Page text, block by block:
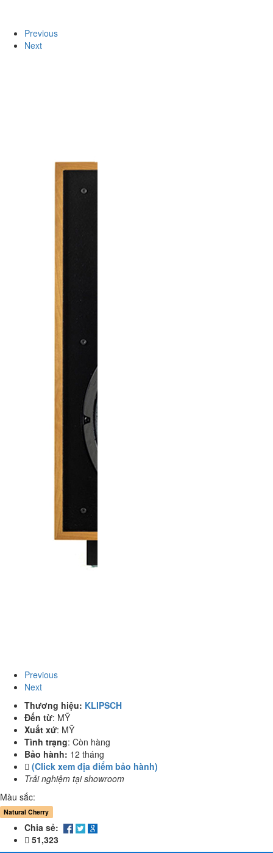
Previous
Next
Previous
Next
Thương hiệu: KLIPSCH
Đến từ: MỸ
Xuất xứ: MỸ
Tình trạng: Còn hàng
Bảo hành: 12 tháng
(Click xem địa điểm bảo hành)
Trải nghiệm tại showroom
Màu sắc:
Natural Cherry
Chia sẻ:
51,323